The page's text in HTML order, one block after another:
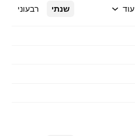
שנתי רבעוני עוד